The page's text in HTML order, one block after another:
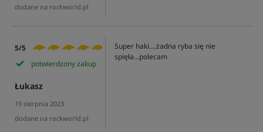
dodane na rockworld.pl
5/5
potwierdzony zakup
Łukasz
19 sierpnia 2023
dodane na rockworld.pl
Super haki....żadna ryba się nie
spięła...polecam